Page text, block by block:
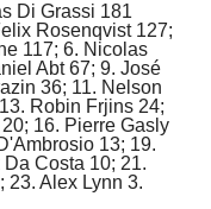
Di Grassi 181
Rosenqvist 127;
117; 6. Nicolas
Abt 67; 9. José
36; 11. Nelson
Robin Frjins 24;
16. Pierre Gasly
13; 19.
Costa 10; 21.
23. Alex Lynn 3.